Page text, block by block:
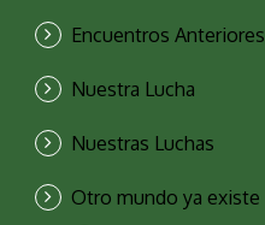
Encuentros Anteriores
Nuestra Lucha
Nuestras Luchas
Otro mundo ya existe